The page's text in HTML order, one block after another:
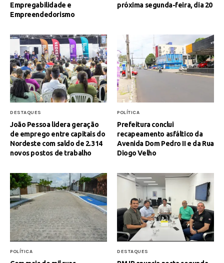
Empregabilidade e
Empreendedorismo
próxima segunda-feira, dia 20
DESTAQUES
João Pessoa lidera geração
de emprego entre capitais do
Nordeste com saldo de 2.314
novos postos de trabalho
POLÍTICA
Prefeitura conclui
recapeamento asfáltico da
Avenida Dom Pedro II e da Rua
Diogo Velho
POLÍTICA DESTAQUES